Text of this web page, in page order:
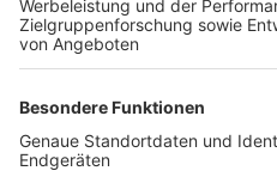
TOP-PARTNER